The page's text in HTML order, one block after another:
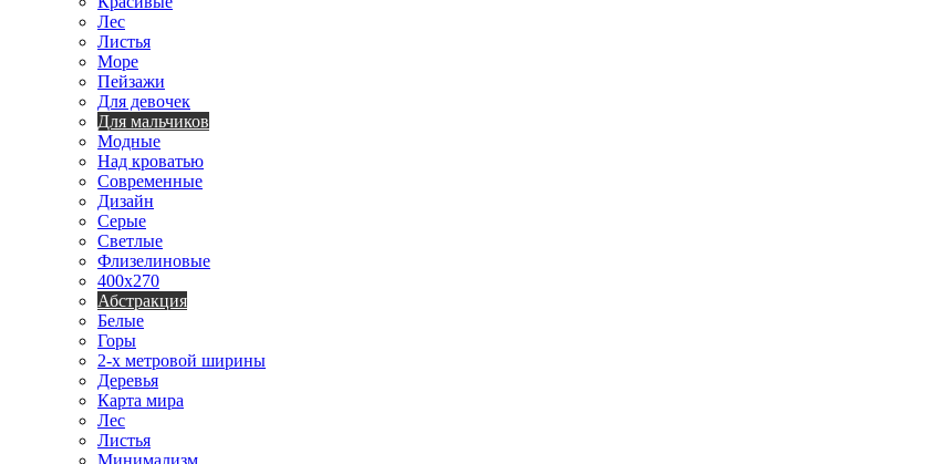
Лес
Листья
Море
Пейзажи
Для девочек
Для мальчиков
Модные
Над кроватью
Современные
Дизайн
Серые
Светлые
Флизелиновые
400х270
Абстракция
Белые
Горы
2-х метровой ширины
Деревья
Карта мира
Лес
Листья
Минимализм